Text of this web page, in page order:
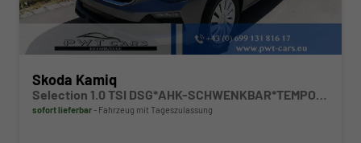
Skoda Kamiq
Selection 1.0 TSI DSG*AHK-SCHWENKBAR*TEMPOMAT*PDC-HINTEN*KEYLESS-GO*SHZ*
sofort lieferbar Fahrzeug mit Tageszulassung